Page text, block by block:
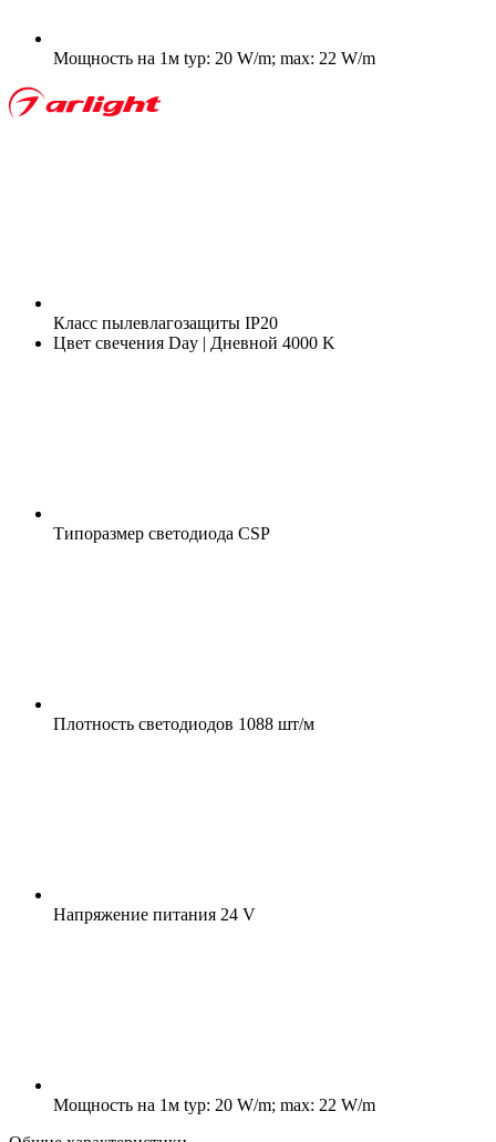
Мощность на 1м typ: 20 W/m; max: 22 W/m
Класс пылевлагозащиты IP20
Цвет свечения Day | Дневной 4000 K
Типоразмер светодиода CSP
Плотность светодиодов 1088 шт/м
Напряжение питания 24 V
Мощность на 1м typ: 20 W/m; max: 22 W/m